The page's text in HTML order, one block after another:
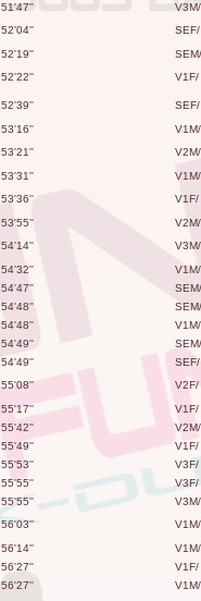
51'47''
V3M/
52'04''
SEF/
52'19''
SEM/
52'22'' V1F/
52'39''
SEF/
53'16''
V1M/
53'21''
V2M/
53'31''
V1M/
53'36''
V1F/
53'55''
V2M/
54'14''
V3M/
54'32''
V1M/
54'47''
SEM/
54'48''
SEM/
54'48''
V1M/
54'49''
SEM/
54'49''
SEF/
55'08''
V2F/
55'17''
V1F/
55'42''
V2M/
55'49''
V1F/
55'53''
V3F/
55'55''
V3F/
55'55''
V3M/
56'03''
V1M/
56'14''
V1M/
56'27''
V1F/
56'27''
V1M/